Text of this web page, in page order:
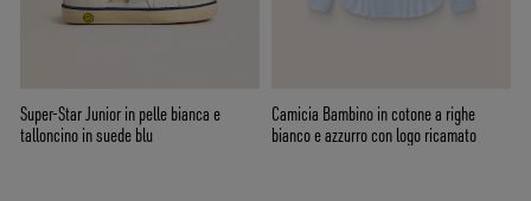
Super-Star Junior in pelle bianca e
talloncino in suede blu
Camicia Bambino in cotone a righe
bianco e azzurro con logo ricamato